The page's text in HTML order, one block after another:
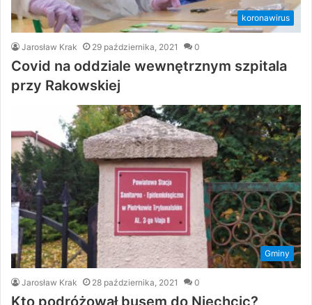
koronawirus
Jarosław Krak 29 października, 2021 0
Covid na oddziale wewnętrznym szpitala
przy Rakowskiej
Gminy
Jarosław Krak 28 października, 2021 0
Kto podróżował busem do Niechcic?